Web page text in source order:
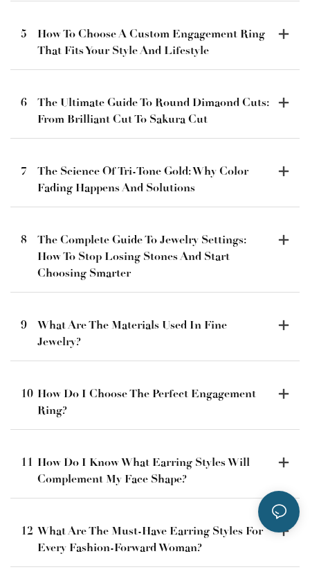
5
How To Choose A Custom Engagement Ring
That Fits Your Style And Lifestyle
6
The Ultimate Guide To Round Dimaond Cuts:
From Brilliant Cut To Sakura Cut
7
The Science Of Tri-Tone Gold: Why Color
Fading Happens And Solutions
8
The Complete Guide To Jewelry Settings:
How To Stop Losing Stones And Start
Choosing Smarter
9
What Are The Materials Used In Fine
Jewelry?
10 How Do I Choose The Perfect Engagement
Ring?
11 How Do I Know What Earring Styles Will
Complement My Face Shape?
12 What Are The Must-Have Earring Styles For
Every Fashion-Forward Woman?